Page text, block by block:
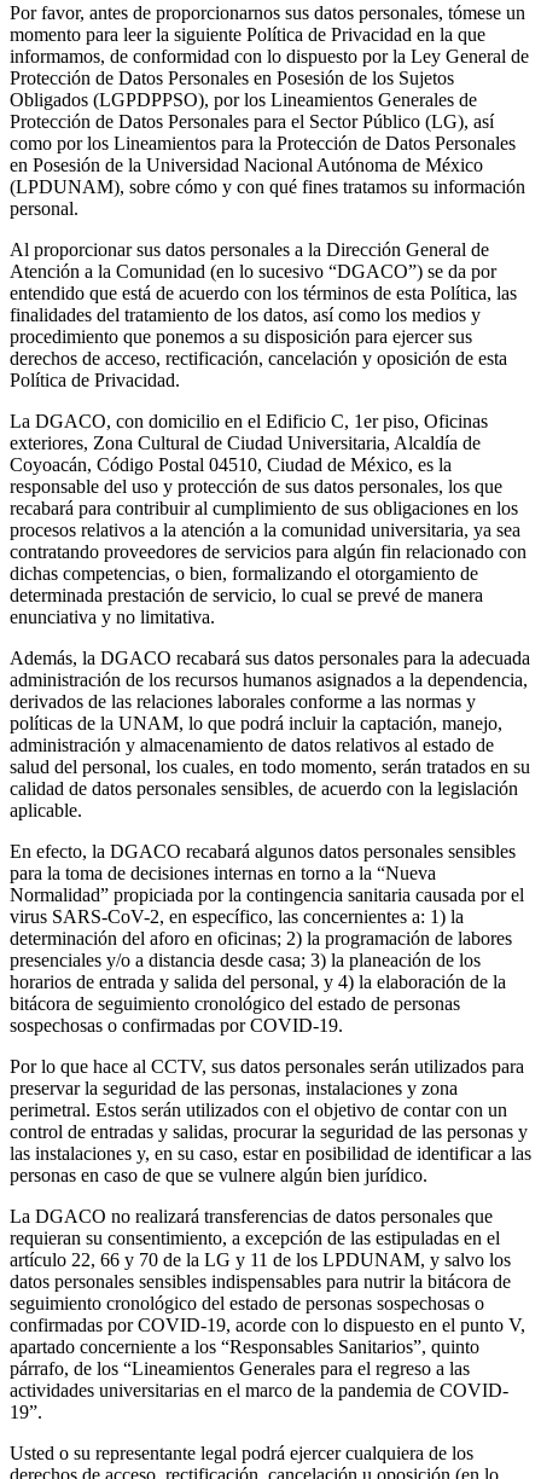
Por favor, antes de proporcionarnos sus datos personales, tómese un
momento para leer la siguiente Política de Privacidad en la que
informamos, de conformidad con lo dispuesto por la Ley General de
Protección de Datos Personales en Posesión de los Sujetos
Obligados (LGPDPPSO), por los Lineamientos Generales de
Protección de Datos Personales para el Sector Público (LG), así
como por los Lineamientos para la Protección de Datos Personales
en Posesión de la Universidad Nacional Autónoma de México
(LPDUNAM), sobre cómo y con qué fines tratamos su información
personal.
Al proporcionar sus datos personales a la Dirección General de
Atención a la Comunidad (en lo sucesivo “DGACO”) se da por
entendido que está de acuerdo con los términos de esta Política, las
finalidades del tratamiento de los datos, así como los medios y
procedimiento que ponemos a su disposición para ejercer sus
derechos de acceso, rectificación, cancelación y oposición de esta
Política de Privacidad.
La DGACO, con domicilio en el Edificio C, 1er piso, Oficinas
exteriores, Zona Cultural de Ciudad Universitaria, Alcaldía de
Coyoacán, Código Postal 04510, Ciudad de México, es la
responsable del uso y protección de sus datos personales, los que
recabará para contribuir al cumplimiento de sus obligaciones en los
procesos relativos a la atención a la comunidad universitaria, ya sea
contratando proveedores de servicios para algún fin relacionado con
dichas competencias, o bien, formalizando el otorgamiento de
determinada prestación de servicio, lo cual se prevé de manera
enunciativa y no limitativa.
Además, la DGACO recabará sus datos personales para la adecuada
administración de los recursos humanos asignados a la dependencia,
derivados de las relaciones laborales conforme a las normas y
políticas de la UNAM, lo que podrá incluir la captación, manejo,
administración y almacenamiento de datos relativos al estado de
salud del personal, los cuales, en todo momento, serán tratados en su
calidad de datos personales sensibles, de acuerdo con la legislación
aplicable.
En efecto, la DGACO recabará algunos datos personales sensibles
para la toma de decisiones internas en torno a la “Nueva
Normalidad” propiciada por la contingencia sanitaria causada por el
virus SARS-CoV-2, en específico, las concernientes a: 1) la
determinación del aforo en oficinas; 2) la programación de labores
presenciales y/o a distancia desde casa; 3) la planeación de los
horarios de entrada y salida del personal, y 4) la elaboración de la
bitácora de seguimiento cronológico del estado de personas
sospechosas o confirmadas por COVID-19.
Por lo que hace al CCTV, sus datos personales serán utilizados para
preservar la seguridad de las personas, instalaciones y zona
perimetral. Estos serán utilizados con el objetivo de contar con un
control de entradas y salidas, procurar la seguridad de las personas y
las instalaciones y, en su caso, estar en posibilidad de identificar a las
personas en caso de que se vulnere algún bien jurídico.
La DGACO no realizará transferencias de datos personales que
requieran su consentimiento, a excepción de las estipuladas en el
artículo 22, 66 y 70 de la LG y 11 de los LPDUNAM, y salvo los
datos personales sensibles indispensables para nutrir la bitácora de
seguimiento cronológico del estado de personas sospechosas o
confirmadas por COVID-19, acorde con lo dispuesto en el punto V,
apartado concerniente a los “Responsables Sanitarios”, quinto
párrafo, de los “Lineamientos Generales para el regreso a las
actividades universitarias en el marco de la pandemia de COVID-
19”.
Usted o su representante legal podrá ejercer cualquiera de los